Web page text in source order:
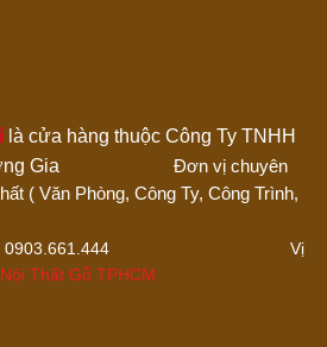
là cửa hàng thuộc Công Ty TNHH
Dương Gia
Đơn vị chuyên
( Văn Phòng, Công Ty, Công Trình,
- 0903.661.444 Vị
Nội Thất Gỗ TPHCM